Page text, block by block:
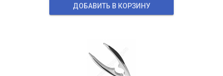
ДОБАВИТЬ В КОРЗИНУ